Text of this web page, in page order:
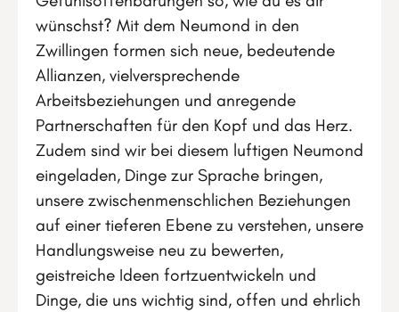
wünschst? Mit dem Neumond in den
Zwillingen formen sich neue, bedeutende
Allianzen, vielversprechende
Arbeitsbeziehungen und anregende
Partnerschaften für den Kopf und das Herz.
Zudem sind wir bei diesem luftigen Neumond
eingeladen, Dinge zur Sprache bringen,
unsere zwischenmenschlichen Beziehungen
auf einer tieferen Ebene zu verstehen, unsere
Handlungsweise neu zu bewerten,
geistreiche Ideen fortzuentwickeln und
Dinge, die uns wichtig sind, offen und ehrlich